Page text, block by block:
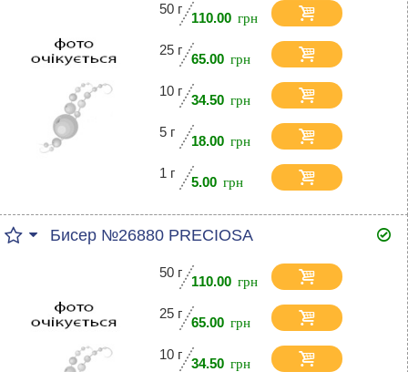
50 г
110.00
25 г
65.00
10 г
34.50
5 г
18.00
1 г
5.00
Бисер №26880 PRECIOSA
50 г
110.00
25 г
65.00
10 г
34.50